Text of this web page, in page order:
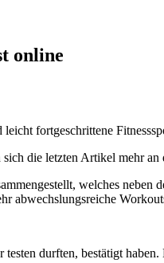
online
fortgeschrittene
die letzten Artikel mehr an
welches
durften, bestätigt